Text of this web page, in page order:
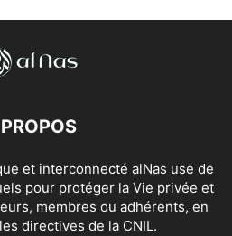
et interconnecté alNas use de
pour protéger la Vie privée et
membres ou adhérents, en
directives de la CNIL.